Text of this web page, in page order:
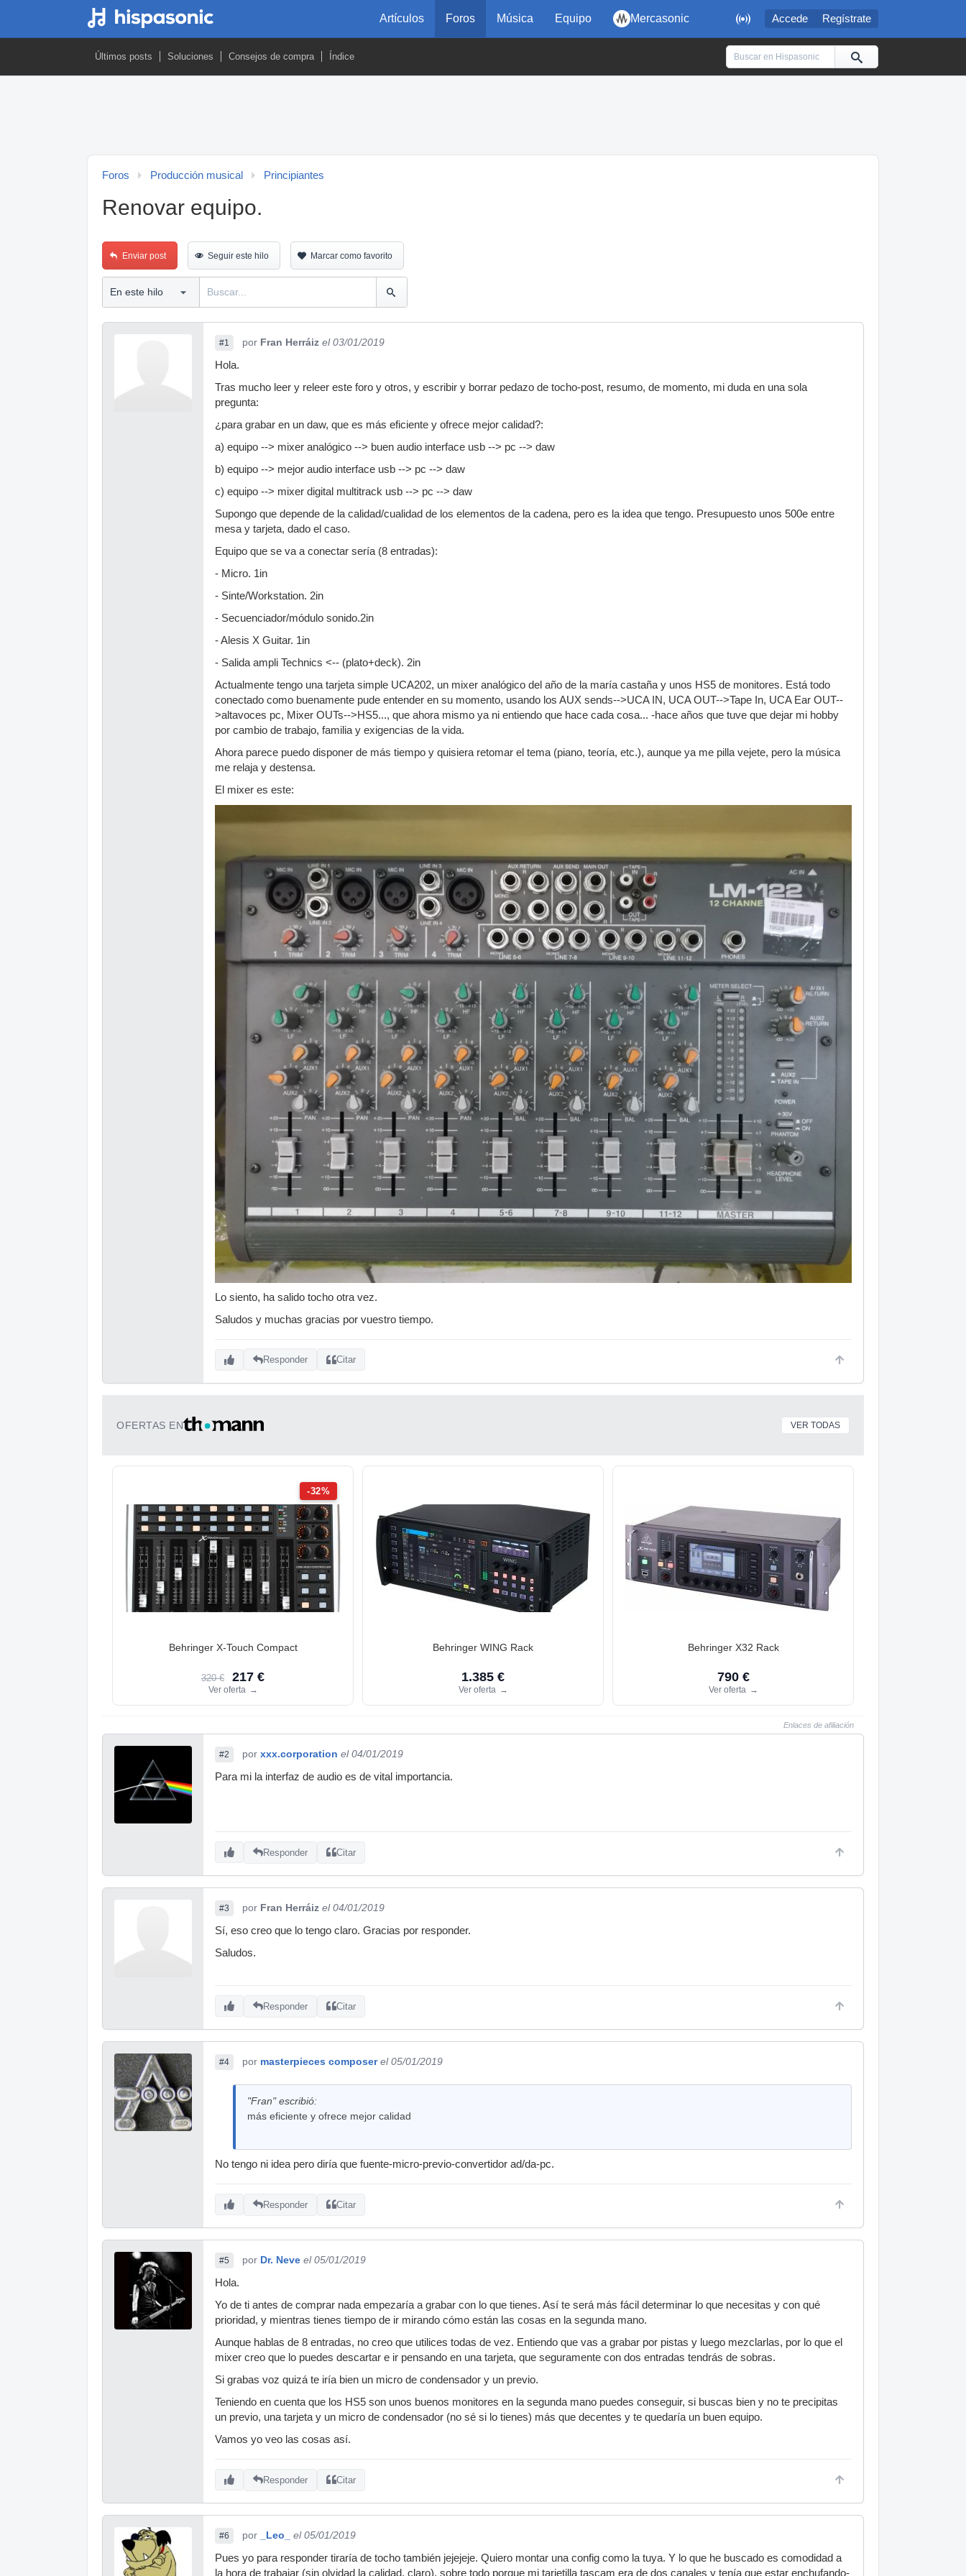
 Accede Regístrate
Artículos Foros Música Equipo Mercasonic
Últimos posts Soluciones Consejos de compra Índice
Foros Producción musical Principiantes
Renovar equipo.
Enviar post Seguir este hilo Marcar como favorito
#1 por Fran Herráiz el 03/01/2019
Hola.
Tras mucho leer y releer este foro y otros, y escribir y borrar pedazo de tocho-post, resumo, de momento, mi duda en una sola
pregunta:
¿para grabar en un daw, que es más eficiente y ofrece mejor calidad?:
a) equipo --> mixer analógico --> buen audio interface usb --> pc --> daw
b) equipo --> mejor audio interface usb --> pc --> daw
c) equipo --> mixer digital multitrack usb --> pc --> daw
Supongo que depende de la calidad/cualidad de los elementos de la cadena, pero es la idea que tengo. Presupuesto unos 500e entre
mesa y tarjeta, dado el caso.
Equipo que se va a conectar sería (8 entradas):
- Micro. 1in
- Sinte/Workstation. 2in
- Secuenciador/módulo sonido.2in
- Alesis X Guitar. 1in
- Salida ampli Technics <-- (plato+deck). 2in
Actualmente tengo una tarjeta simple UCA202, un mixer analógico del año de la maría castaña y unos HS5 de monitores. Está todo
conectado como buenamente pude entender en su momento, usando los AUX sends-->UCA IN, UCA OUT-->Tape In, UCA Ear OUT--
>altavoces pc, Mixer OUTs-->HS5..., que ahora mismo ya ni entiendo que hace cada cosa... -hace años que tuve que dejar mi hobby
por cambio de trabajo, familia y exigencias de la vida.
Ahora parece puedo disponer de más tiempo y quisiera retomar el tema (piano, teoría, etc.), aunque ya me pilla vejete, pero la música
me relaja y destensa.
El mixer es este:
Lo siento, ha salido tocho otra vez.
Saludos y muchas gracias por vuestro tiempo.
Responder Citar
OFERTAS EN VER TODAS
-32%
Behringer X-Touch Compact
320 € 217 €
Ver oferta →
Behringer WING Rack
1.385 €
Ver oferta →
Behringer X32 Rack
790 €
Ver oferta →
Enlaces de afiliación
#2 por xxx.corporation el 04/01/2019
Para mi la interfaz de audio es de vital importancia.
Responder Citar
#3 por Fran Herráiz el 04/01/2019
Sí, eso creo que lo tengo claro. Gracias por responder.
Saludos.
Responder Citar
#4 por masterpieces composer el 05/01/2019
"Fran" escribió:
más eficiente y ofrece mejor calidad
No tengo ni idea pero diría que fuente-micro-previo-convertidor ad/da-pc.
Responder Citar
#5 por Dr. Neve el 05/01/2019
Hola.
Yo de ti antes de comprar nada empezaría a grabar con lo que tienes. Así te será más fácil determinar lo que necesitas y con qué
prioridad, y mientras tienes tiempo de ir mirando cómo están las cosas en la segunda mano.
Aunque hablas de 8 entradas, no creo que utilices todas de vez. Entiendo que vas a grabar por pistas y luego mezclarlas, por lo que el
mixer creo que lo puedes descartar e ir pensando en una tarjeta, que seguramente con dos entradas tendrás de sobras.
Si grabas voz quizá te iría bien un micro de condensador y un previo.
Teniendo en cuenta que los HS5 son unos buenos monitores en la segunda mano puedes conseguir, si buscas bien y no te precipitas
un previo, una tarjeta y un micro de condensador (no sé si lo tienes) más que decentes y te quedaría un buen equipo.
Vamos yo veo las cosas así.
Responder Citar
#6 por _Leo_
el 05/01/2019
Pues yo para responder tiraría de tocho también jejejeje. Quiero montar una config como la tuya. Y lo que he buscado es comodidad a
la hora de trabajar (sin olvidad la calidad, claro), sobre todo porque mi tarjetilla tascam era de dos canales y tenía que estar enchufando-